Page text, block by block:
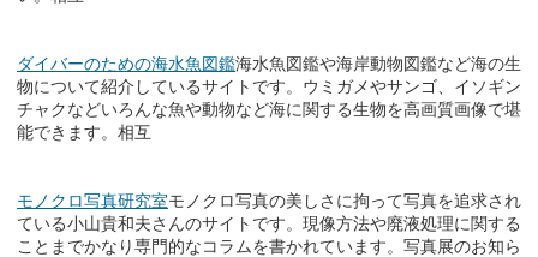
ダイバーのための海水魚図鑑海水魚図鑑や海岸動物図鑑など海の生
物について紹介しているサイトです。ウミガメやサンゴ、イソギン
チャクなどいろんな魚や動物など海に関する生物を高画質画像で堪
能できます。相互
モノクロ写真研究室モノクロ写真の美しさに拘って写真を追求され
ている小山貴和夫さんのサイトです。現像方法や廃液処理に関する
ことまでかなり専門的なコラムを書かれています。写真展のお知ら